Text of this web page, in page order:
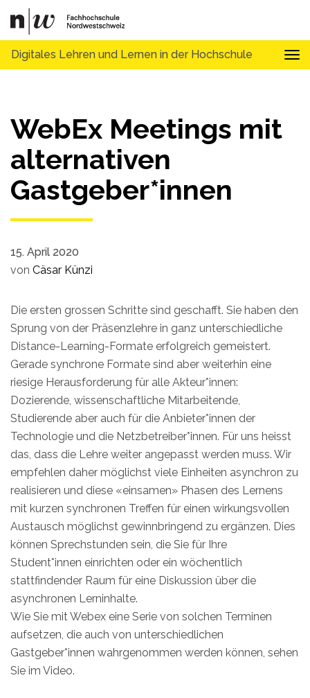
Digitales Lehren und Lernen in der Hochschule
WebEx Meetings mit
alternativen
Gastgeber*innen
15. April 2020
von Cäsar Künzi
Die ersten grossen Schritte sind geschafft. Sie haben den
Sprung von der Präsenzlehre in ganz unterschiedliche
Distance-Learning-Formate erfolgreich gemeistert.
Gerade synchrone Formate sind aber weiterhin eine
riesige Herausforderung für alle Akteur*innen:
Dozierende, wissenschaftliche Mitarbeitende,
Studierende aber auch für die Anbieter*innen der
Technologie und die Netzbetreiber*innen. Für uns heisst
das, dass die Lehre weiter angepasst werden muss. Wir
empfehlen daher möglichst viele Einheiten asynchron zu
realisieren und diese «einsamen» Phasen des Lernens
mit kurzen synchronen Treffen für einen wirkungsvollen
Austausch möglichst gewinnbringend zu ergänzen. Dies
können Sprechstunden sein, die Sie für Ihre
Student*innen einrichten oder ein wöchentlich
stattfindender Raum für eine Diskussion über die
asynchronen Lerninhalte.
Wie Sie mit Webex eine Serie von solchen Terminen
aufsetzen, die auch von unterschiedlichen
Gastgeber*innen wahrgenommen werden können, sehen
Sie im Video.